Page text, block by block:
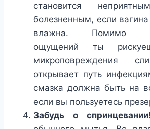
становится
болезненным, если
влажна. Помимо
ощущений ты
микроповреждения
открывает путь
смазка должна быть на
если вы пользуетесь
Забудь о спринцевании!